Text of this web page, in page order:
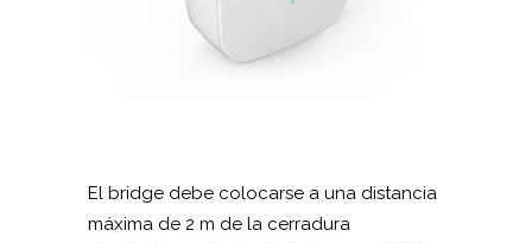
El bridge debe colocarse a una distancia
máxima de 2 m de la cerradura